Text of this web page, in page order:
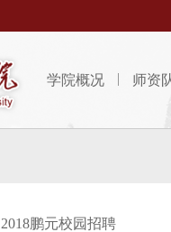
学院概况 师资
2018鹏元校园招聘